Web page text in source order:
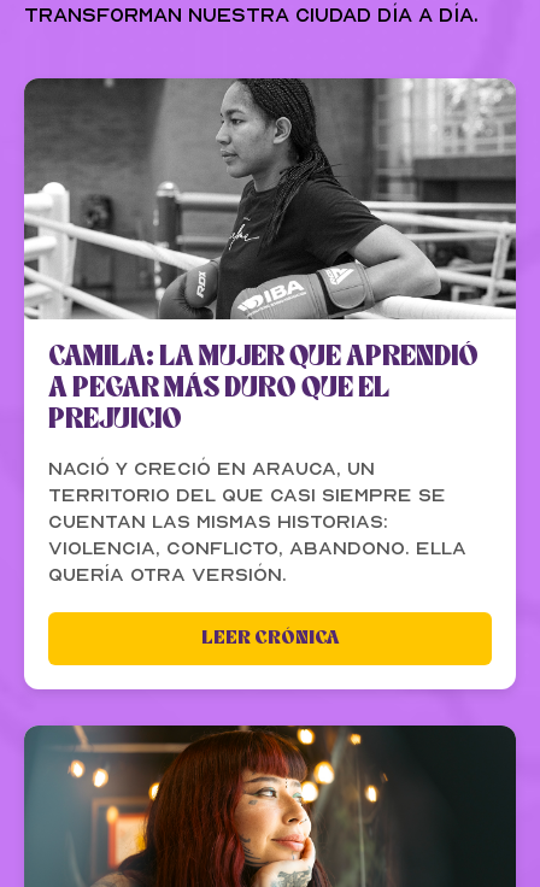
transforman nuestra ciudad día a día.
CAMILA: LA MUJER QUE APRENDIÓ
A PEGAR MÁS DURO QUE EL
PREJUICIO
Nació y creció en Arauca, un
territorio del que casi siempre se
cuentan las mismas historias:
violencia, conflicto, abandono. Ella
quería otra versión.
LEER CRÓNICA